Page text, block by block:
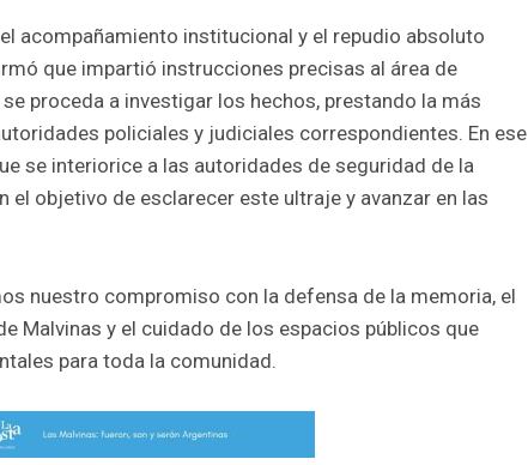
acompañamiento institucional y el repudio absoluto
que impartió instrucciones precisas al área de
proceda a investigar los hechos, prestando la más
policiales y judiciales correspondientes. En ese
se interiorice a las autoridades de seguridad de la
el objetivo de esclarecer este ultraje y avanzar en las
nuestro compromiso con la defensa de la memoria, el
Malvinas y el cuidado de los espacios públicos que
para toda la comunidad.